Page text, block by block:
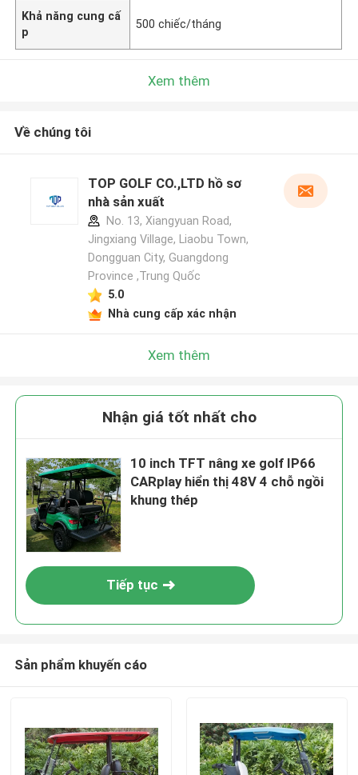
Khả năng cung cấ
p
500 chiếc/tháng
Xem thêm
Về chúng tôi
TOP GOLF CO.,LTD hồ sơ
nhà sản xuất
No. 13, Xiangyuan Road,
Jingxiang Village, Liaobu Town,
Dongguan City, Guangdong
Province ,Trung Quốc
5.0
Nhà cung cấp xác nhận
Xem thêm
Nhận giá tốt nhất cho
10 inch TFT nâng xe golf IP66
CARplay hiển thị 48V 4 chỗ ngồi
khung thép
Tiếp tục
Sản phẩm khuyến cáo